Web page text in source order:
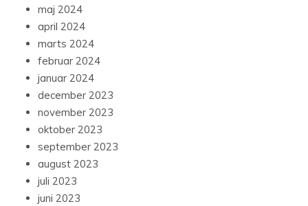
maj 2024
april 2024
marts 2024
februar 2024
januar 2024
december 2023
november 2023
oktober 2023
september 2023
august 2023
juli 2023
juni 2023